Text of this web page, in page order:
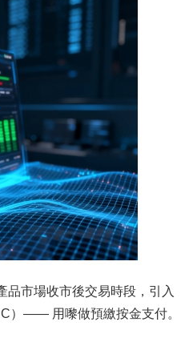
品市場收市後交易時段，引入
）—— 用嚟做預繳按金支付。